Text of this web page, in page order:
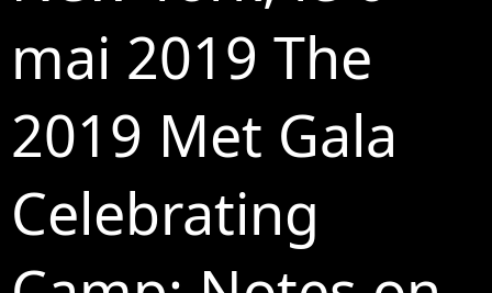
mai 2019 The
2019 Met Gala
Celebrating